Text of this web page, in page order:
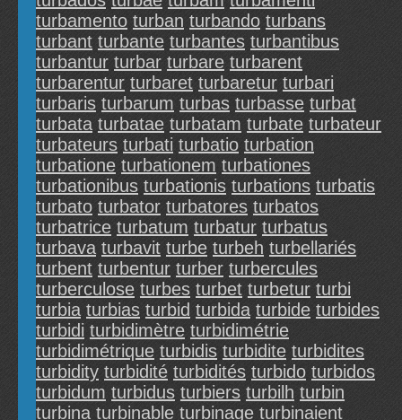
turbamento turban turbando turbans
turbant turbante turbantes turbantibus
turbantur turbar turbare turbarent
turbarentur turbaret turbaretur turbari
turbaris turbarum turbas turbasse turbat
turbata turbatae turbatam turbate turbateur
turbateurs turbati turbatio turbation
turbatione turbationem turbationes
turbationibus turbationis turbations turbatis
turbato turbator turbatores turbatos
turbatrice turbatum turbatur turbatus
turbava turbavit turbe turbeh turbellariés
turbent turbentur turber turbercules
turberculose turbes turbet turbetur turbi
turbia turbias turbid turbida turbide turbides
turbidi turbidimètre turbidimétrie
turbidimétrique turbidis turbidite turbidites
turbidity turbidité turbidités turbido turbidos
turbidum turbidus turbiers turbilh turbin
turbina turbinable turbinage turbinaient